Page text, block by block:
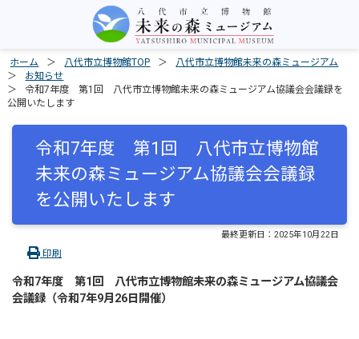
ホーム 八代市立博物館TOP
八代市立博物館未来の森ミュージアム
お知らせ
令和7年度 第1回 八代市立博物館未来の森ミュージアム協議会会議録を
公開いたします
令和7年度 第1回 八代市立博物館
未来の森ミュージアム協議会会議録
を公開いたします
最終更新日： 2025年10月22日
印刷
令和7年度 第1回 八代市立博物館未来の森ミュージアム協議会
会議録（令和7年9月26日開催）